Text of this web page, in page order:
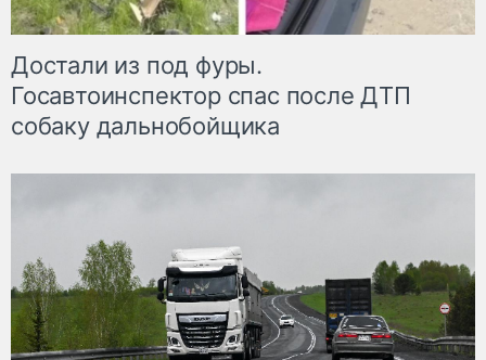
Достали из под фуры.
Госавтоинспектор спас после ДТП
собаку дальнобойщика